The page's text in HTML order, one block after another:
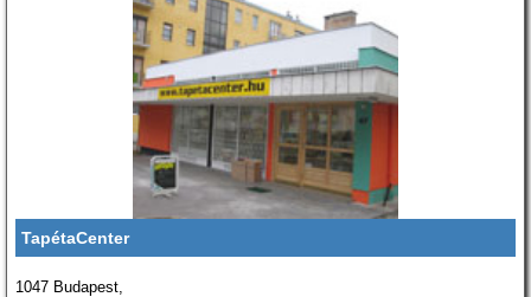
TapétaCenter
1047 Budapest,